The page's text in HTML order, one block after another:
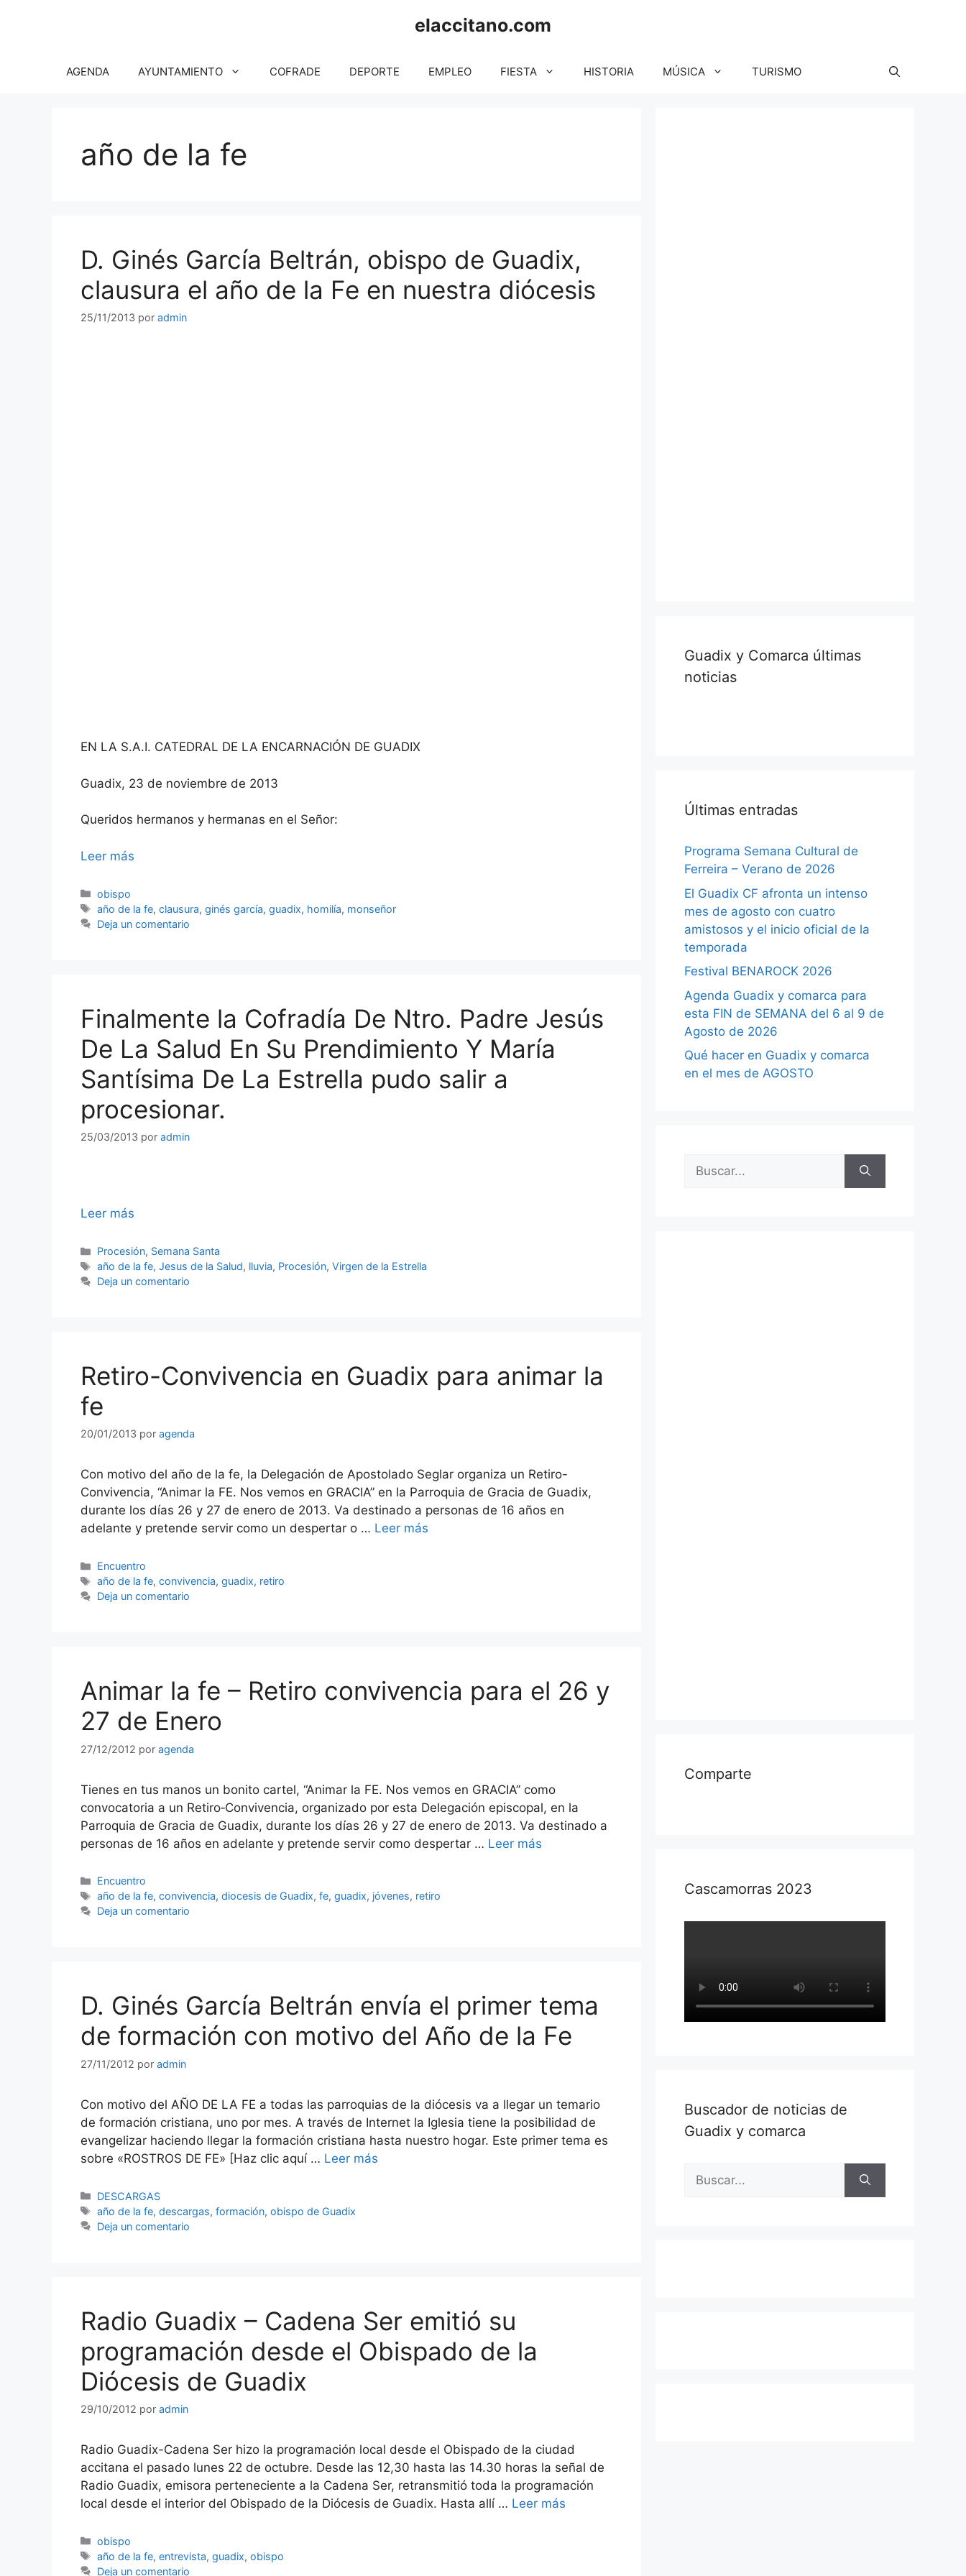
elaccitano.com
AGENDA AYUNTAMIENTO COFRADE DEPORTE EMPLEO FIESTA HISTORIA MÚSICA TURISMO
año de la fe
D. Ginés García Beltrán, obispo de Guadix,
clausura el año de la Fe en nuestra diócesis
25/11/2013 por admin
EN LA S.A.I. CATEDRAL DE LA ENCARNACIÓN DE GUADIX
Guadix, 23 de noviembre de 2013
Queridos hermanos y hermanas en el Señor:
Leer más
Categorías
obispo
Etiquetas
año de la fe,clausura,ginés garcía,guadix, homilía, monseñor
Deja un comentario
Finalmente la Cofradía De Ntro. Padre Jesús
De La Salud En Su Prendimiento Y María
Santísima De La Estrella pudo salir a
procesionar.
25/03/2013 por admin
Leer más
Categorías
Procesión, Semana Santa
Etiquetas
año de la fe,Jesus de la Salud, lluvia, Procesión,Virgen de la Estrella
Deja un comentario
Retiro-Convivencia en Guadix para animar la
fe
20/01/2013 por agenda
Con motivo del año de la fe, la Delegación de Apostolado Seglar organiza un Retiro-
Convivencia, “Animar la FE. Nos vemos en GRACIA” en la Parroquia de Gracia de Guadix,
durante los días 26 y 27 de enero de 2013. Va destinado a personas de 16 años en
adelante y pretende servir como un despertar o … Leer más
Categorías
Encuentro
Etiquetas
año de la fe,convivencia,guadix, retiro
Deja un comentario
Animar la fe – Retiro convivencia para el 26 y
27 de Enero
27/12/2012 por agenda
Tienes en tus manos un bonito cartel, “Animar la FE. Nos vemos en GRACIA” como
convocatoria a un Retiro‐Convivencia, organizado por esta Delegación episcopal, en la
Parroquia de Gracia de Guadix, durante los días 26 y 27 de enero de 2013. Va destinado a
personas de 16 años en adelante y pretende servir como despertar … Leer más
Categorías
Encuentro
Etiquetas
año de la fe,convivencia,diocesis de Guadix,fe,guadix, jóvenes, retiro
Deja un comentario
D. Ginés García Beltrán envía el primer tema
de formación con motivo del Año de la Fe
27/11/2012 por admin
Con motivo del AÑO DE LA FE a todas las parroquias de la diócesis va a llegar un temario
de formación cristiana, uno por mes. A través de Internet la Iglesia tiene la posibilidad de
evangelizar haciendo llegar la formación cristiana hasta nuestro hogar. Este primer tema es
sobre «ROSTROS DE FE» [Haz clic aquí … Leer más
Categorías
DESCARGAS
Etiquetas
año de la fe,descargas,formación,obispo de Guadix
Deja un comentario
Radio Guadix – Cadena Ser emitió su
programación desde el Obispado de la
Diócesis de Guadix
29/10/2012 por admin
Radio Guadix-Cadena Ser hizo la programación local desde el Obispado de la ciudad
accitana el pasado lunes 22 de octubre. Desde las 12,30 hasta las 14.30 horas la señal de
Radio Guadix, emisora perteneciente a la Cadena Ser, retransmitió toda la programación
local desde el interior del Obispado de la Diócesis de Guadix. Hasta allí … Leer más
Categorías
obispo
Etiquetas
año de la fe,entrevista,guadix,obispo
Deja un comentario
Guadix y Comarca últimas
noticias
Últimas entradas
Programa Semana Cultural de
Ferreira – Verano de 2026
El Guadix CF afronta un intenso
mes de agosto con cuatro
amistosos y el inicio oficial de la
temporada
Festival BENAROCK 2026
Agenda Guadix y comarca para
esta FIN de SEMANA del 6 al 9 de
Agosto de 2026
Qué hacer en Guadix y comarca
en el mes de AGOSTO
Buscar:
Comparte
Cascamorras 2023
Buscador de noticias de
Guadix y comarca
Buscar: